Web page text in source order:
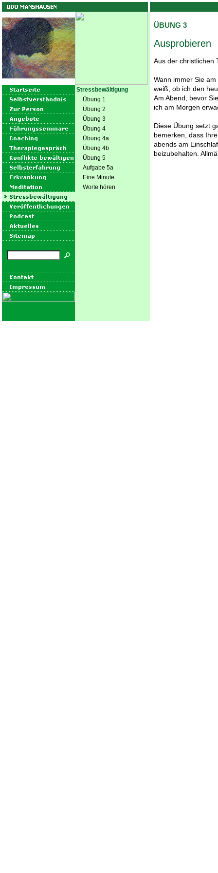
Stressbewältigung
Übung 1
Übung 2
Übung 3
Übung 4
Übung 4a
Übung 4b
Übung 5
Aufgabe 5a
Eine Minute
Worte hören
ÜBUNG 3
Ausprobieren
Aus der christlichen
Wann immer Sie
weiß, ob ich den
Am Abend, bevor
ich am Morgen
Diese Übung setzt
bemerken, dass
abends am
beizubehalten.